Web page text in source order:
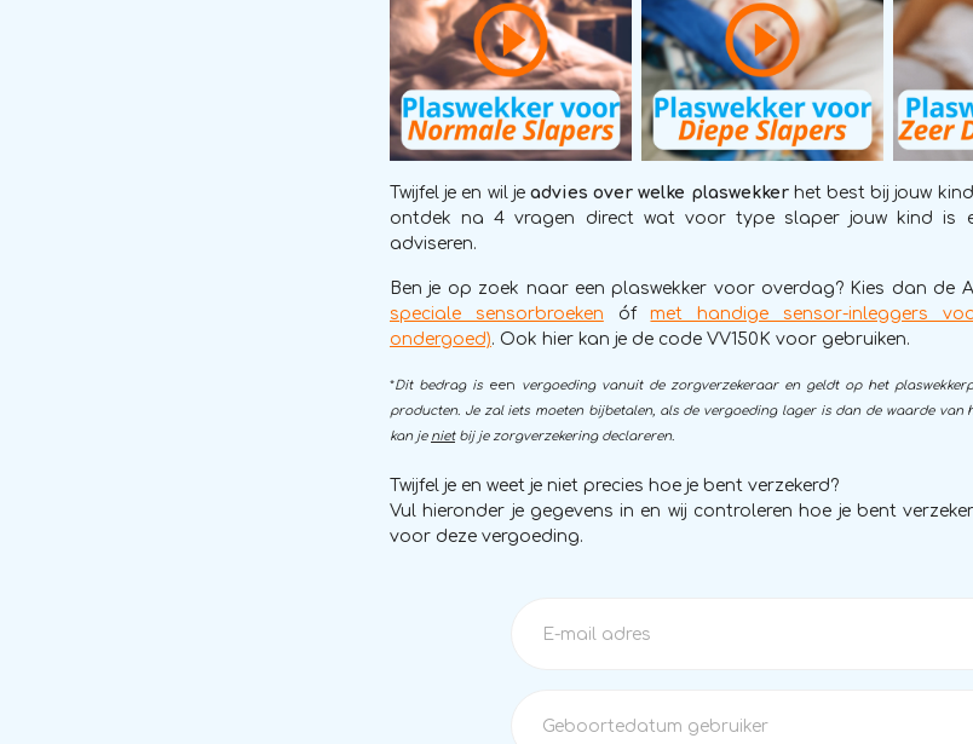
Twijfel je en wil je advies over welke plaswekkerhet best bij jouw
ontdek na 4 vragen direct wat voor type slaper jouw kind is
adviseren.
Ben je op zoek naar een plaswekker voor overdag? Kies dan de
speciale sensorbroeken ófmet handige sensor-inleggers
ondergoed). Ook hier kan je de code VV150K voor gebruiken.
*Dit bedrag is een vergoeding vanuit de zorgverzekeraar en geldt op het
producten. Je zal iets moeten bijbetalen, als de vergoeding lager is dan de waarde van
kan je nietbij je zorgverzekering declareren
Twijfel je en weet je niet precies hoe je bent verzekerd?
Vul hieronder je gegevens in en wij controleren hoe je bent
voor deze vergoeding.